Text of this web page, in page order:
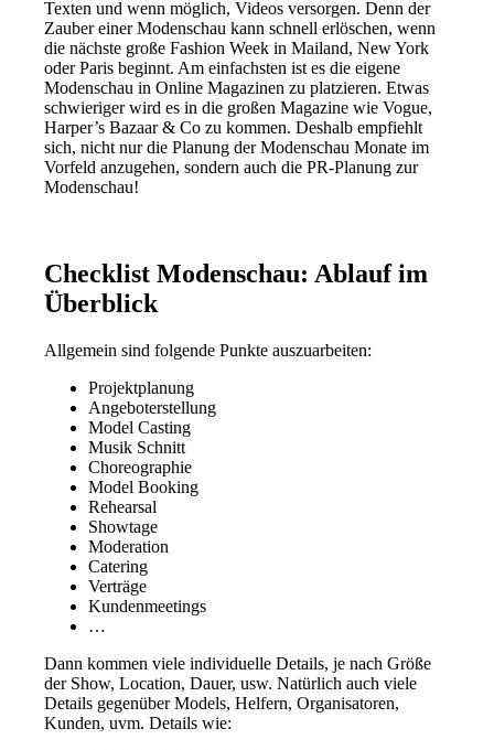
Texten und wenn möglich, Videos versorgen. Denn der
Zauber einer Modenschau kann schnell erlöschen, wenn
die nächste große Fashion Week in Mailand, New York
oder Paris beginnt. Am einfachsten ist es die eigene
Modenschau in Online Magazinen zu platzieren. Etwas
schwieriger wird es in die großen Magazine wie Vogue,
Harper’s Bazaar & Co zu kommen. Deshalb empfiehlt
sich, nicht nur die Planung der Modenschau Monate im
Vorfeld anzugehen, sondern auch die PR-Planung zur
Modenschau!
Checklist Modenschau: Ablauf im
Überblick
Allgemein sind folgende Punkte auszuarbeiten:
Projektplanung
Angeboterstellung
Model Casting
Musik Schnitt
Choreographie
Model Booking
Rehearsal
Showtage
Moderation
Catering
Verträge
Kundenmeetings
…
Dann kommen viele individuelle Details, je nach Größe
der Show, Location, Dauer, usw. Natürlich auch viele
Details gegenüber Models, Helfern, Organisatoren,
Kunden, uvm. Details wie: